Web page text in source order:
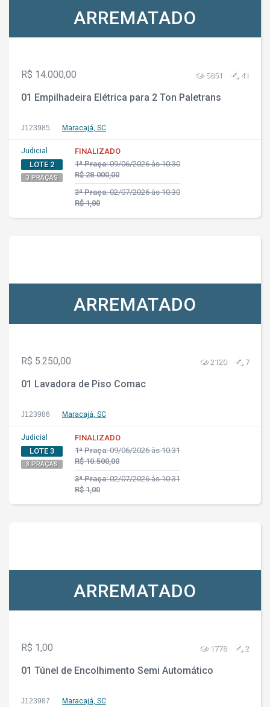
ARREMATADO
R$ 14.000,00 5851 41
01 Empilhadeira Elétrica para 2 Ton Paletrans
J123985 Maracajá, SC
Judicial
LOTE 2
3 PRAÇAS
FINALIZADO
1ª Praça:09/06/2026 às 10:30
R$ 28.000,00
3ª Praça:02/07/2026 às 10:30
R$ 1,00
ARREMATADO
R$ 5.250,00 2120 7
01 Lavadora de Piso Comac
J123986 Maracajá, SC
Judicial
LOTE 3
3 PRAÇAS
FINALIZADO
1ª Praça:09/06/2026 às 10:31
R$ 10.500,00
3ª Praça:02/07/2026 às 10:31
R$ 1,00
ARREMATADO
R$ 1,00 1778 2
01 Túnel de Encolhimento Semi Automático
J123987 Maracajá, SC